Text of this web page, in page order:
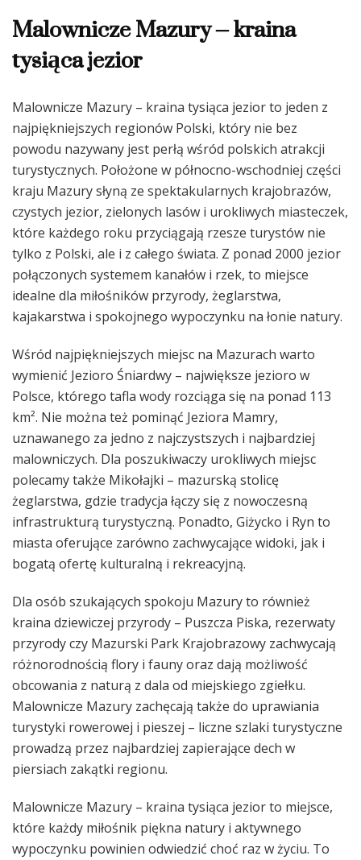
Malownicze Mazury – kraina
tysiąca jezior
Malownicze Mazury – kraina tysiąca jezior to jeden z
najpiękniejszych regionów Polski, który nie bez
powodu nazywany jest perłą wśród polskich atrakcji
turystycznych. Położone w północno-wschodniej części
kraju Mazury słyną ze spektakularnych krajobrazów,
czystych jezior, zielonych lasów i urokliwych miasteczek,
które każdego roku przyciągają rzesze turystów nie
tylko z Polski, ale i z całego świata. Z ponad 2000 jezior
połączonych systemem kanałów i rzek, to miejsce
idealne dla miłośników przyrody, żeglarstwa,
kajakarstwa i spokojnego wypoczynku na łonie natury.
Wśród najpiękniejszych miejsc na Mazurach warto
wymienić Jezioro Śniardwy – największe jezioro w
Polsce, którego tafla wody rozciąga się na ponad 113
km². Nie można też pominąć Jeziora Mamry,
uznawanego za jedno z najczystszych i najbardziej
malowniczych. Dla poszukiwaczy urokliwych miejsc
polecamy także Mikołajki – mazurską stolicę
żeglarstwa, gdzie tradycja łączy się z nowoczesną
infrastrukturą turystyczną. Ponadto, Giżycko i Ryn to
miasta oferujące zarówno zachwycające widoki, jak i
bogatą ofertę kulturalną i rekreacyjną.
Dla osób szukających spokoju Mazury to również
kraina dziewiczej przyrody – Puszcza Piska, rezerwaty
przyrody czy Mazurski Park Krajobrazowy zachwycają
różnorodnością flory i fauny oraz dają możliwość
obcowania z naturą z dala od miejskiego zgiełku.
Malownicze Mazury zachęcają także do uprawiania
turystyki rowerowej i pieszej – liczne szlaki turystyczne
prowadzą przez najbardziej zapierające dech w
piersiach zakątki regionu.
Malownicze Mazury – kraina tysiąca jezior to miejsce,
które każdy miłośnik piękna natury i aktywnego
wypoczynku powinien odwiedzić choć raz w życiu. To